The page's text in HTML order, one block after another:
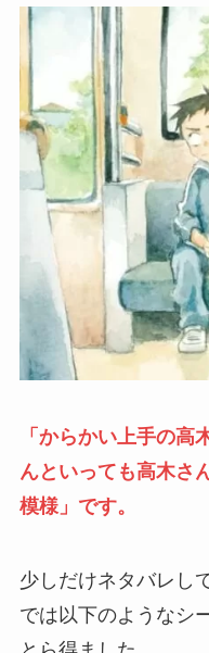
「からかい上手の高
んといっても高木さ
模様」です。
少しだけネタバレし
では以下のようなシ